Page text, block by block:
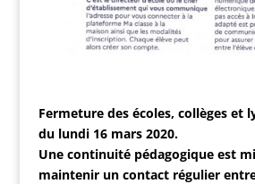
Fermeture des écoles, collèges et
du lundi 16 mars 2020.
Une continuité pédagogique est
maintenir un contact régulier